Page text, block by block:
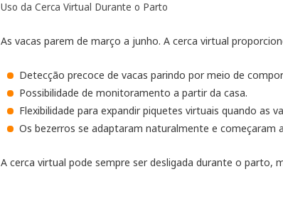
Uso da Cerca Virtual Durante o Parto
As vacas parem de março a junho. A cerca virtual
Detecção precoce de vacas parindo por meio de
Possibilidade de monitoramento a partir da casa.
Flexibilidade para expandir piquetes virtuais quando as
Os bezerros se adaptaram naturalmente e começaram
A cerca virtual pode sempre ser desligada durante o parto,